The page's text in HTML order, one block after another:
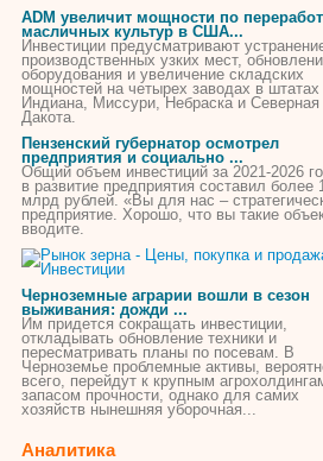
ADM увеличит мощности по
масличных культур в США...
Инвестиции предусматривают
производственных узких мест,
оборудования и увеличение складских
мощностей на четырех заводах в штатах
Индиана, Миссури, Небраска и Северная
Дакота.
Пензенский губернатор осмотрел
предприятия и социально ...
Общий объем инвестиций за 2021-2026
в развитие предприятия составил более
млрд рублей. «Вы для нас –
предприятие. Хорошо, что вы такие
вводите.
Черноземные аграрии вошли в сезон
выживания: дожди ...
Им придется сокращать инвестиции,
откладывать обновление техники и
пересматривать планы по посевам. В
Черноземье проблемные активы,
всего, перейдут к крупным
запасом прочности, однако для самих
хозяйств нынешняя уборочная...
Аналитика